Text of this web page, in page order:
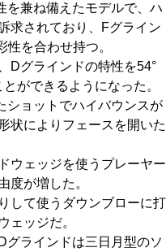
を兼ね備えたモデルで、ハ
求されており、Fグライン
性を合わせ持つ。
Dグラインドの特性を54°
ができるようになった。
ショットでハイバウンスが
状によりフェースを開いた
ウェッジを使うプレーヤー
度が増した。
して使うダウンブローに打
ェッジだ。
グラインドは三日月型のソ